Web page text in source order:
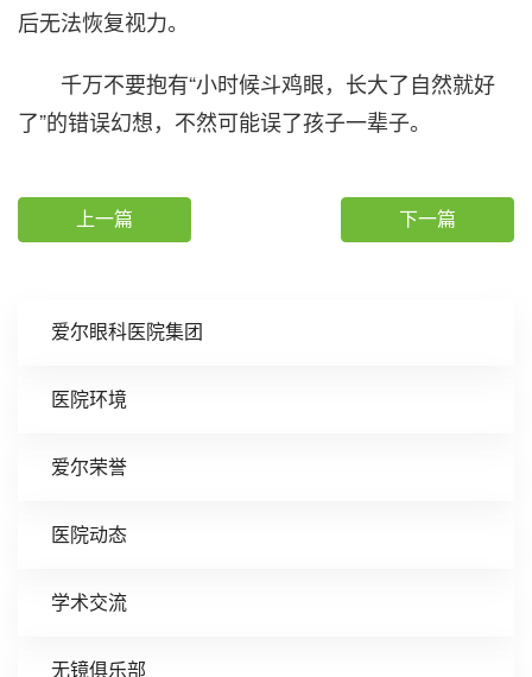
爱尔眼科医院集团
医院环境
爱尔荣誉
医院动态
学术交流
无镜俱乐部
后无法恢复视力。
千万不要抱有“小时候斗鸡眼，长大了自然就好
了”的错误幻想，不然可能误了孩子一辈子。
上一篇 下一篇